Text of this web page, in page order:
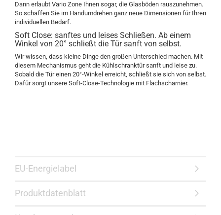
Dann erlaubt Vario Zone Ihnen sogar, die Glasböden rauszunehmen.
So schaffen Sie im Handumdrehen ganz neue Dimensionen für Ihren
individuellen Bedarf.
Soft Close: sanftes und leises Schließen. Ab einem
Winkel von 20° schließt die Tür sanft von selbst.
Wir wissen, dass kleine Dinge den großen Unterschied machen. Mit
diesem Mechanismus geht die Kühlschranktür sanft und leise zu.
Sobald die Tür einen 20°-Winkel erreicht, schließt sie sich von selbst.
Dafür sorgt unsere Soft-Close-Technologie mit Flachscharnier.
EU-Energielabel
Produktdatenblatt